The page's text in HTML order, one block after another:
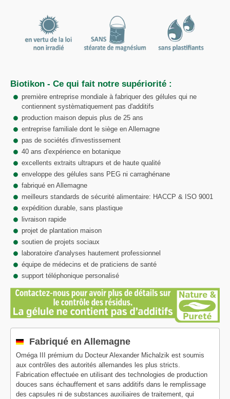
Biotikon - Ce qui fait notre supériorité :
première entreprise mondiale à fabriquer des gélules qui ne
contiennent systèmatiquement pas d'additifs
production maison depuis plus de 25 ans
entreprise familiale dont le siège en Allemagne
pas de sociétés d'investissement
40 ans d'expérience en botanique
excellents extraits ultrapurs et de haute qualité
enveloppe des gélules sans PEG ni carraghénane
fabriqué en Allemagne
meilleurs standards de sécurité alimentaire: HACCP & ISO 9001
expédition durable, sans plastique
livraison rapide
projet de plantation maison
soutien de projets sociaux
laboratoire d'analyses hautement professionnel
équipe de médecins et de praticiens de santé
support téléphonique personalisé
Fabriqué en Allemagne
Oméga III prémium du Docteur Alexander Michalzik est soumis
aux contrôles des autorités allemandes les plus stricts.
Fabrication effectuée en utilisant des technologies de production
douces sans échauffement et sans additifs dans le remplissage
des capsules ni de substances auxiliaires de traitement, qui